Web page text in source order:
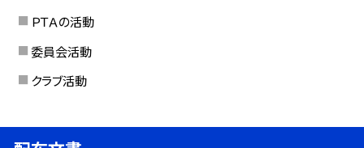
ＰＴＡの活動
委員会活動
クラブ活動